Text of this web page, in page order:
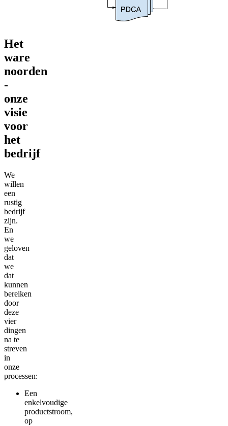
Het
ware
noorden
-
onze
visie
voor
het
bedrijf
We
willen
een
rustig
bedrijf
zijn.
En
we
geloven
dat
we
dat
kunnen
bereiken
door
deze
vier
dingen
na te
streven
in
onze
processen:
Een
enkelvoudige
productstroom,
op